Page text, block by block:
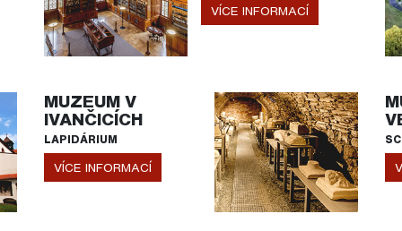
VÍCE INFORMACÍ
MUZEUM V
IVANČICÍCH
LAPIDÁRIUM
VÍCE INFORMACÍ